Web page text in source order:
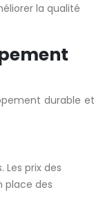
la qualité
durable et
prix des
place des